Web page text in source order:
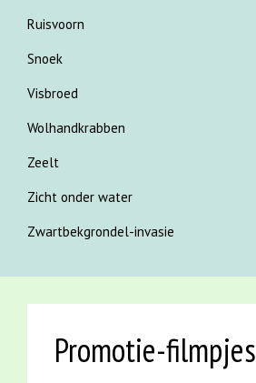
Ruisvoorn
Snoek
Visbroed
Wolhandkrabben
Zeelt
Zicht onder water
Zwartbekgrondel-invasie
Promotie-filmpjes